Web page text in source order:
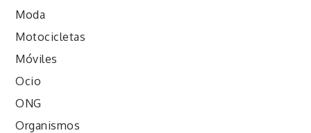
Moda
Motocicletas
Móviles
Ocio
ONG
Organismos